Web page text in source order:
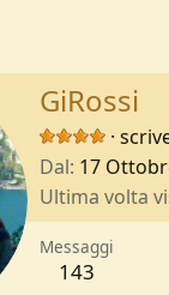
GiRossi
·
Dal 17
Ultima volta
Messaggi
143